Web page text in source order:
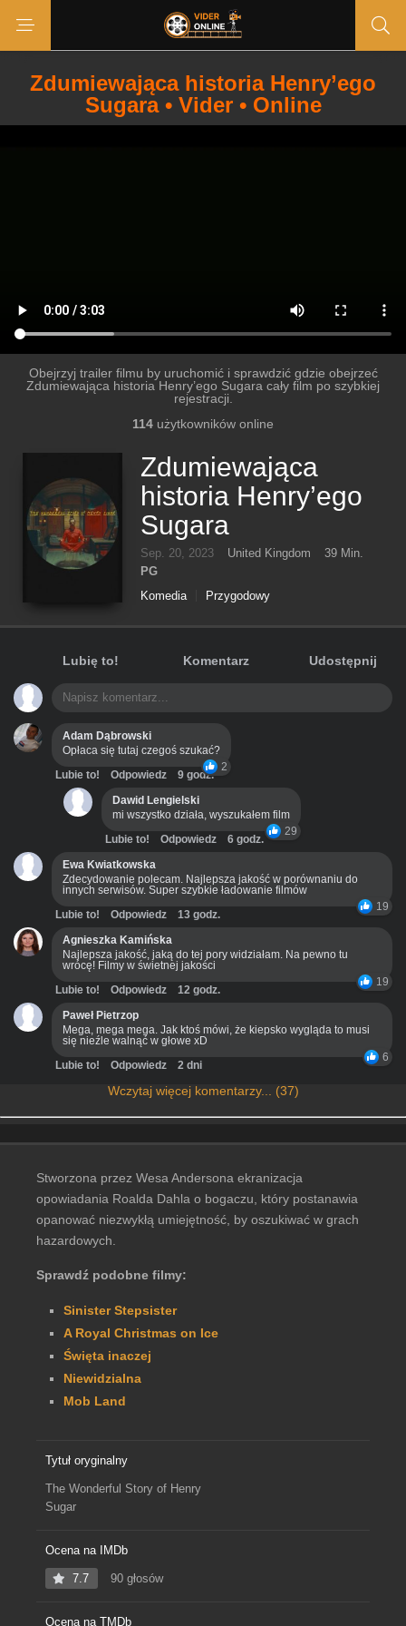
Zdumiewająca historia Henry’ego
Sugara • Vider • Online
Obejrzyj trailer filmu by uruchomić i sprawdzić gdzie obejrzeć
Zdumiewająca historia Henry’ego Sugara cały film po szybkiej
rejestracji.
114 użytkowników online
Zdumiewająca
historia Henry’ego
Sugara
Sep. 20, 2023 United Kingdom
39 Min.
PG
Komedia
Przygodowy
Lubię to! Komentarz Udostępnij
Adam Dąbrowski
Opłaca się tutaj czegoś szukać?
2
Lubie to! Odpowiedz
9 godz.
Dawid Lengielski
mi wszystko działa, wyszukałem film
29
Lubie to! Odpowiedz
6 godz.
Ewa Kwiatkowska
Zdecydowanie polecam. Najlepsza jakość w porównaniu do
innych serwisów. Super szybkie ładowanie filmów
19
Lubie to! Odpowiedz
13 godz.
Agnieszka Kamińska
Najlepsza jakość, jaką do tej pory widziałam. Na pewno tu
wrócę! Filmy w świetnej jakości
19
Lubie to! Odpowiedz
12 godz.
Paweł Pietrzop
Mega, mega mega. Jak ktoś mówi, że kiepsko wygląda to musi
się nieźle walnąć w głowe xD
6
Lubie to! Odpowiedz 2 dni
Wczytaj więcej komentarzy... (37)
Stworzona przez Wesa Andersona ekranizacja
opowiadania Roalda Dahla o bogaczu, który postanawia
opanować niezwykłą umiejętność, by oszukiwać w grach
hazardowych.
Sprawdź podobne filmy:
Sinister Stepsister
A Royal Christmas on Ice
Święta inaczej
Niewidzialna
Mob Land
Tytuł oryginalny
The Wonderful Story of Henry
Sugar
Ocena na IMDb
7.7 90 głosów
Ocena na TMDb